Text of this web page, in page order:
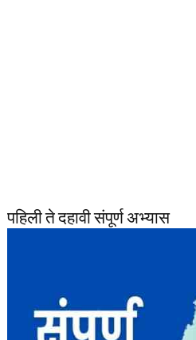
पहिली ते दहावी संपूर्ण अभ्यास